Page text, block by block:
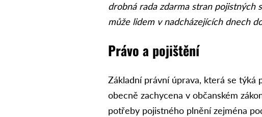
drobná rada zdarma stran pojistných
může lidem v nadcházejících dnech
Právo a pojištění
Základní právní úprava, která se týká
obecně zachycena v občanském
potřeby pojistného plnění zejména